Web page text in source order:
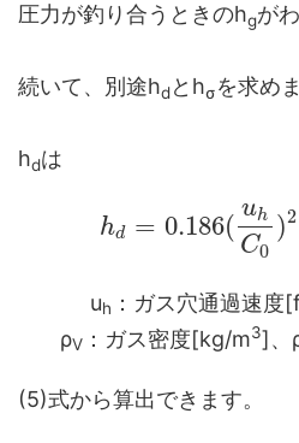
圧力が釣り合うときのhgが
続いて、別途hdとhσを求め
hdは
hd = 0.186(
uh
C0
)2
uh ：ガス穴通過速
ρV：ガス密度[kg/m3]、
(5)式から算出できます。